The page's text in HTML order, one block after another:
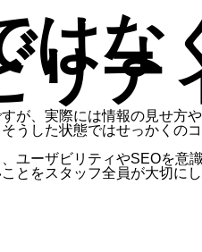
はな
リテ
が、実際には情報の見せ
うした状態ではせっかくの
ユーザビリティやSEOを
とをスタッフ全員が大切にし